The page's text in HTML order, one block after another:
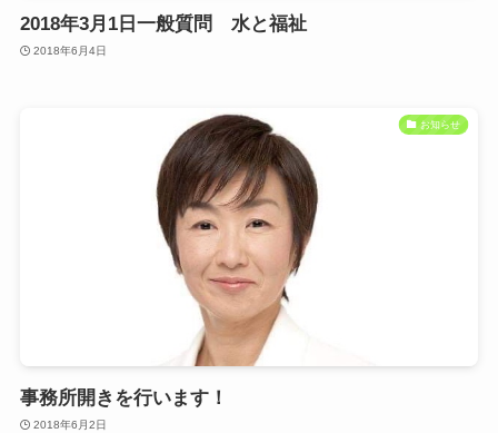
2018年3月1日一般質問 水と福祉
2018年6月4日
お知らせ
事務所開きを行います！
2018年6月2日